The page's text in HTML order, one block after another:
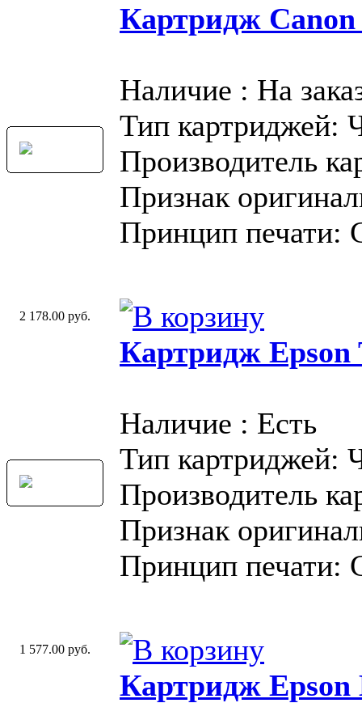
Картридж Canon
Наличие : На
Тип картриджей:
Производитель
Признак
Принцип печати:
2 178.00 руб.
Картридж Epson
Наличие : Есть
Тип картриджей:
Производитель
Признак
Принцип печати:
1 577.00 руб.
Картридж Epson